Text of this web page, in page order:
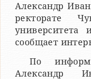
Александр
ректорате
сообщает
По
Александр